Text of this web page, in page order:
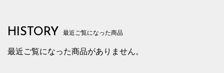
HISTORY 最近ご覧になった商品
最近ご覧になった商品がありません。